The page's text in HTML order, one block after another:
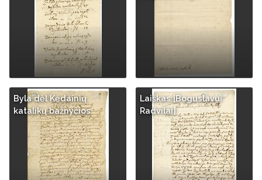
Byla dėl Kėdainių
katalikų bažnyčios
Laiškas [Boguslavui
Radvilai]